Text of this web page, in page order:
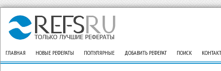
ГЛАВНАЯ НОВЫЕ РЕФЕРАТЫ ПОПУЛЯРНЫЕ ДОБАВИТЬ РЕФЕРАТ ПОИСК